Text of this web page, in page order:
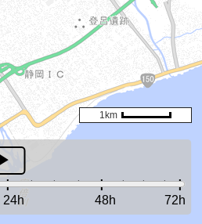
24h 48h 72h
1km